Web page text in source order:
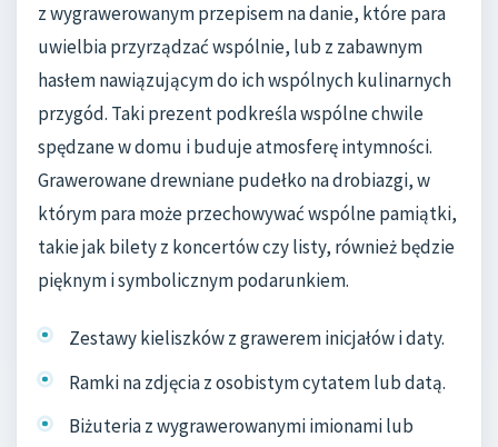
z wygrawerowanym przepisem na danie, które para
uwielbia przyrządzać wspólnie, lub z zabawnym
hasłem nawiązującym do ich wspólnych kulinarnych
przygód. Taki prezent podkreśla wspólne chwile
spędzane w domu i buduje atmosferę intymności.
Grawerowane drewniane pudełko na drobiazgi, w
którym para może przechowywać wspólne pamiątki,
takie jak bilety z koncertów czy listy, również będzie
pięknym i symbolicznym podarunkiem.
Zestawy kieliszków z grawerem inicjałów i daty.
Ramki na zdjęcia z osobistym cytatem lub datą.
Biżuteria z wygrawerowanymi imionami lub